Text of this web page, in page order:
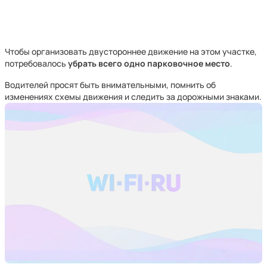
Чтобы организовать двустороннее движение на этом участке,
потребовалось убрать всего одно парковочное место.
Водителей просят быть внимательными, помнить об
изменениях схемы движения и следить за дорожными знаками.